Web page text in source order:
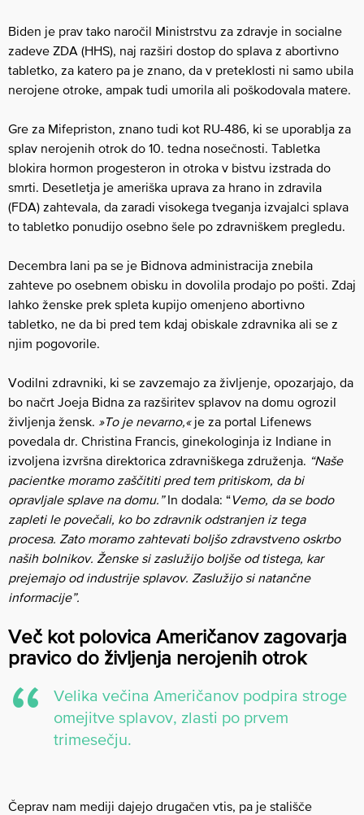
Biden je prav tako naročil Ministrstvu za zdravje in socialne
zadeve ZDA (HHS), naj razširi dostop do splava z abortivno
tabletko, za katero pa je znano, da v preteklosti ni samo ubila
nerojene otroke, ampak tudi umorila ali poškodovala matere.
Gre za Mifepriston, znano tudi kot RU-486, ki se uporablja za
splav nerojenih otrok do 10. tedna nosečnosti. Tabletka
blokira hormon progesteron in otroka v bistvu izstrada do
smrti. Desetletja je ameriška uprava za hrano in zdravila
(FDA) zahtevala, da zaradi visokega tveganja izvajalci splava
to tabletko ponudijo osebno šele po zdravniškem pregledu.
Decembra lani pa se je Bidnova administracija znebila
zahteve po osebnem obisku in dovolila prodajo po pošti. Zdaj
lahko ženske prek spleta kupijo omenjeno abortivno
tabletko, ne da bi pred tem kdaj obiskale zdravnika ali se z
njim pogovorile.
Vodilni zdravniki, ki se zavzemajo za življenje, opozarjajo, da
bo načrt Joeja Bidna za razširitev splavov na domu ogrozil
življenja žensk. »To je nevarno,«je za portal Lifenews
povedala dr. Christina Francis, ginekologinja iz Indiane in
izvoljena izvršna direktorica zdravniškega združenja. “Naše
pacientke moramo zaščititi pred tem pritiskom, da bi
opravljale splave na domu.”In dodala: “Vemo, da se bodo
zapleti le povečali, ko bo zdravnik odstranjen iz tega
procesa. Zato moramo zahtevati boljšo zdravstveno oskrbo
naših bolnikov. Ženske si zaslužijo boljše od tistega, kar
prejemajo od industrije splavov. Zaslužijo si natančne
informacije”.
Več kot polovica Američanov zagovarja
pravico do življenja nerojenih otrok
Velika večina Američanov podpira stroge
omejitve splavov, zlasti po prvem
trimesečju.
Čeprav nam mediji dajejo drugačen vtis, pa je stališče